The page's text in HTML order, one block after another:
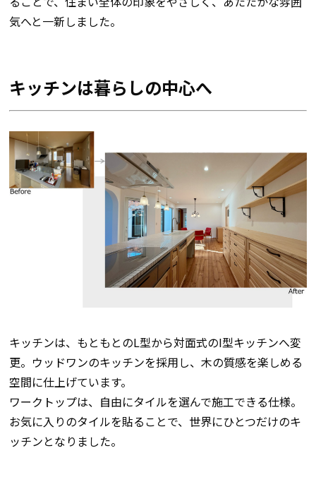
気へと一新しました。
キッチンは暮らしの中心へ
キッチンは、もともとのL型から対面式のI型キッチンへ変
更。ウッドワンのキッチンを採用し、木の質感を楽しめる
空間に仕上げています。
ワークトップは、自由にタイルを選んで施工できる仕様。
お気に入りのタイルを貼ることで、世界にひとつだけのキ
ッチンとなりました。